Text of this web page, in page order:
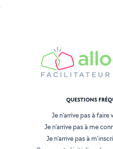
QUESTIONS
Je n'arrive pas à
Je n'arrive pas à me
Je n'arrive pas à